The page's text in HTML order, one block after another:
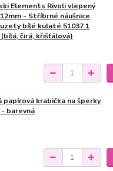
Elements Rivoli vlepený
- Stříbrné náušnice
bílé kulaté 51037.1
čirá, křišťálová)
papírová krabička na šperky
barevná